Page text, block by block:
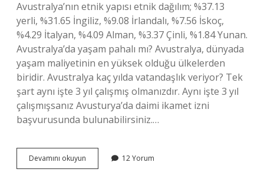
Avustralya’nın etnik yapısı etnik dağılım; %37.13
yerli, %31.65 İngiliz, %9.08 İrlandalı, %7.56 İskoç,
%4.29 İtalyan, %4.09 Alman, %3.37 Çinli, %1.84 Yunan.
Avustralya’da yaşam pahalı mı? Avustralya, dünyada
yaşam maliyetinin en yüksek olduğu ülkelerden
biridir. Avustralya kaç yılda vatandaşlık veriyor? Tek
şart aynı işte 3 yıl çalışmış olmanızdır. Aynı işte 3 yıl
çalışmışsanız Avusturya’da daimi ikamet izni
başvurusunda bulunabilirsiniz.…
Devamını okuyun Avustralyada
Kaç
12 Yorum